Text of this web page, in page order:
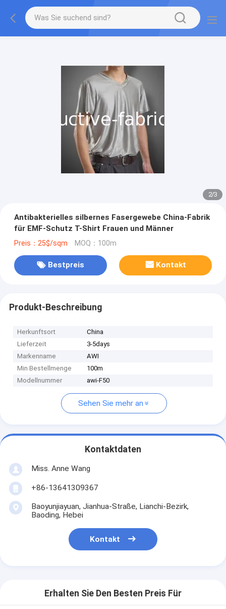
2/3
Antibakterielles silbernes Fasergewebe China-Fabrik
für EMF-Schutz T-Shirt Frauen und Männer
Preis：25$/sqm MOQ：100m
Bestpreis Kontakt
Produkt-Beschreibung
Herkunftsort
China
Lieferzeit
3-5days
Markenname
AWI
Min Bestellmenge
100m
Modellnummer
awi-F50
Sehen Sie mehr an
Kontaktdaten
Miss. Anne Wang
+86-13641309367
Baoyunjiayuan, Jianhua-Straße, Lianchi-Bezirk,
Baoding, Hebei
Kontakt
Erhalten Sie Den Besten Preis Für